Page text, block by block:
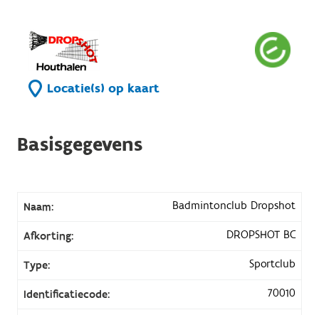
Locatie(s) op kaart
Basisgegevens
Naam: Badmintonclub Dropshot
Afkorting: DROPSHOT BC
Type: Sportclub
Identificatiecode: 70010